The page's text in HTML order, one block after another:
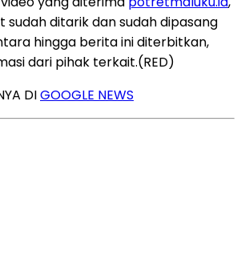
ditarik dan sudah dipasang
hingga berita ini diterbitkan,
dari pihak terkait.(RED)
DIGOOGLE NEWS